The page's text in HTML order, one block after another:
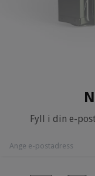
Fyll i din e-